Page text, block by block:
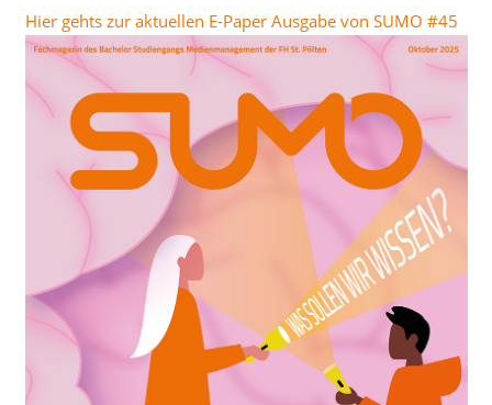
Hier gehts zur aktuellen E-Paper Ausgabe von SUMO #45